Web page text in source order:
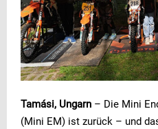
Tamási, Ungarn – Die Mini
(Mini EM) ist zurück – und